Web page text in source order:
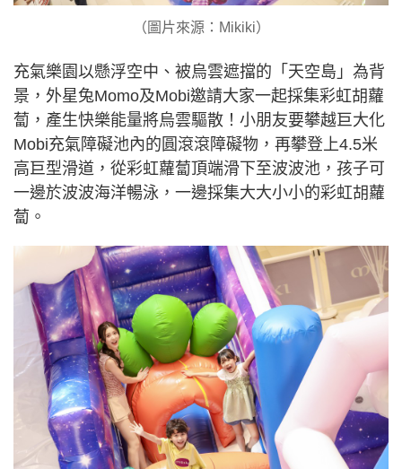
（圖片來源：Mikiki）
充氣樂園以懸浮空中、被烏雲遮擋的「天空島」為背
景，外星兔Momo及Mobi邀請大家一起採集彩虹胡蘿
蔔，產生快樂能量將烏雲驅散！小朋友要攀越巨大化
Mobi充氣障礙池內的圓滾滾障礙物，再攀登上4.5米
高巨型滑道，從彩虹蘿蔔頂端滑下至波波池，孩子可
一邊於波波海洋暢泳，一邊採集大大小小的彩虹胡蘿
蔔。